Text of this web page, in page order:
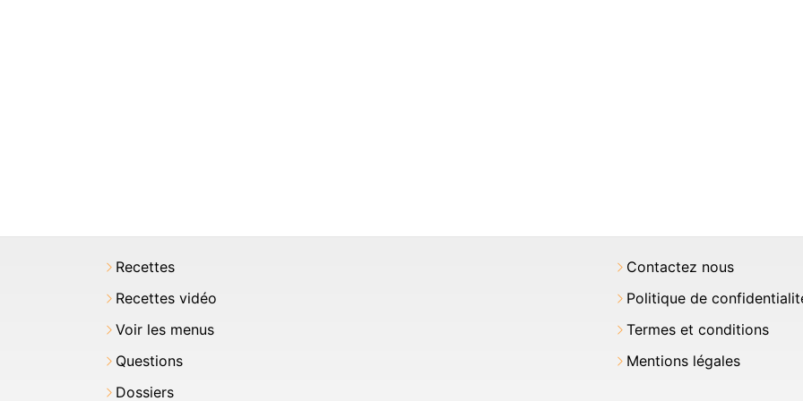
Recettes
Recettes vidéo
Voir les menus
Questions
Dossiers
Contactez nous
Politique de
Termes et conditions
Mentions légales